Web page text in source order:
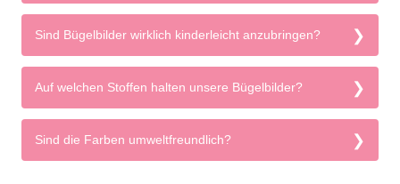
Sind Bügelbilder wirklich kinderleicht anzubringen?
Auf welchen Stoffen halten unsere Bügelbilder?
Sind die Farben umweltfreundlich?